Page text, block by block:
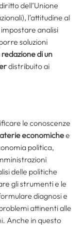
dell’Unione
l’attitudine al
analisi
soluzioni
redazione di un
distribuito ai
le conoscenze
economichee
politica,
delle politiche
gli strumenti e le
diagnosi e
attinenti alle
Anche in questo